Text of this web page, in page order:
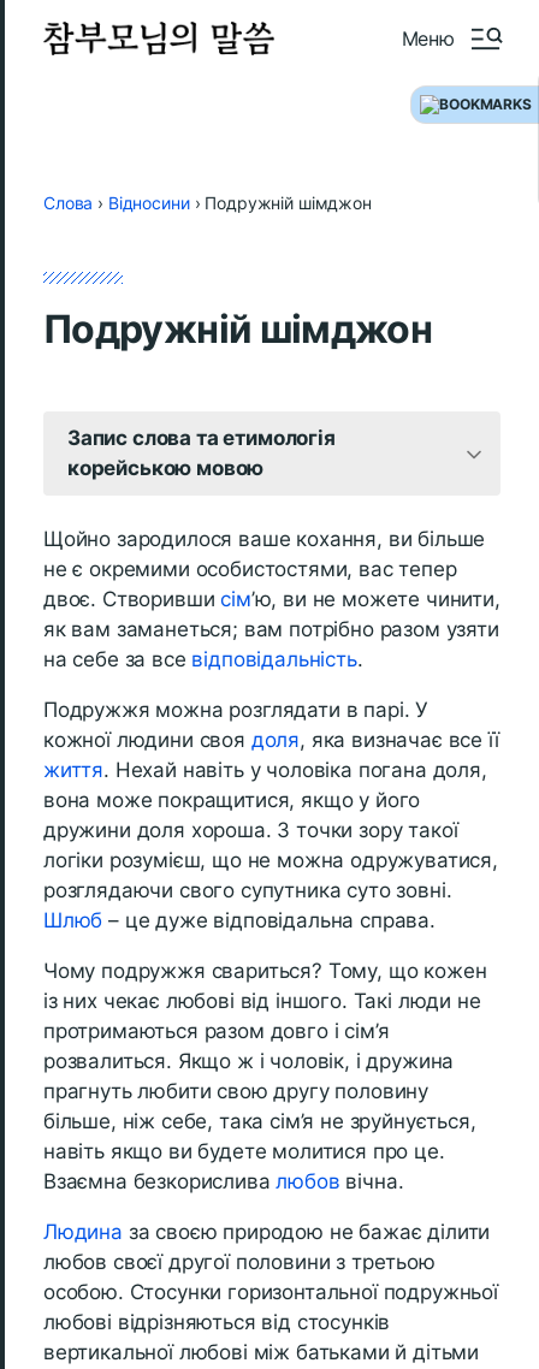
Меню
Слова › Відносини› Подружній шімджон
Подружній шімджон
Запис слова та етимологія
корейською мовою
Щойно зародилося ваше кохання, ви більше
не є окремими особистостями, вас тепер
двоє. Створившисім’ю, ви не можете чинити,
як вам заманеться; вам потрібно разом узяти
на себе за все відповідальність.
Подружжя можна розглядати в парі. У
кожної людини своя доля, яка визначає все її
життя. Нехай навіть у чоловіка погана доля,
вона може покращитися, якщо у його
дружини доля хороша. З точки зору такої
логіки розумієш, що не можна одружуватися,
розглядаючи свого супутника суто зовні.
Шлюб – це дуже відповідальна справа.
Чому подружжя свариться? Тому, що кожен
із них чекає любові від іншого. Такі люди не
протримаються разом довго і сім’я
розвалиться. Якщо ж і чоловік, і дружина
прагнуть любити свою другу половину
більше, ніж себе, така сім’я не зруйнується,
навіть якщо ви будете молитися про це.
Взаємна безкорисливалюбов вічна.
Людина за своєю природою не бажає ділити
любов своєї другої половини з третьою
особою. Стосунки горизонтальної подружньої
любові відрізняються від стосунків
вертикальної любові між батьками й дітьми